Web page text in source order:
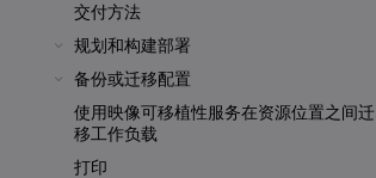
交付方法
规划和构建部署
备份或迁移配置
使用映像可移植性服务在资源位置之间迁
移工作负载
打印